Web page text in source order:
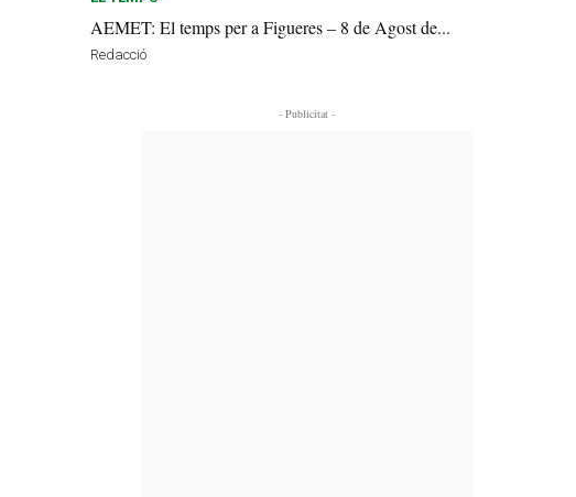
AEMET: El temps per a Figueres – 8 de Agost de...
Redacció
- Publicitat -